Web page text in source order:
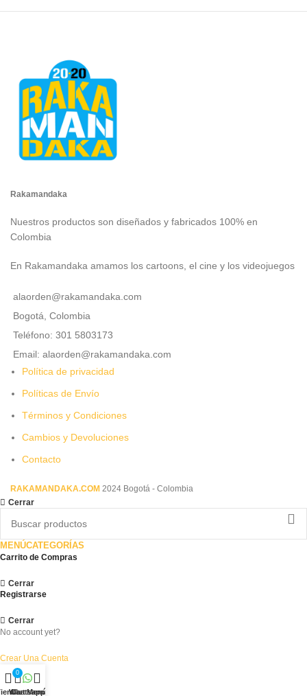
Rakamandaka
Nuestros productos son diseñados y fabricados 100% en
Colombia
En Rakamandaka amamos los cartoons, el cine y los videojuegos
alaorden@rakamandaka.com
Bogotá, Colombia
Teléfono: 301 5803173
Email: alaorden@rakamandaka.com
Política de privacidad
Políticas de Envío
Términos y Condiciones
Cambios y Devoluciones
Contacto
RAKAMANDAKA.COM 2024 Bogotá - Colombia
Cerrar
MENÚCATEGORÍAS
Carrito de Compras
Cerrar
Registrarse
Cerrar
No account yet?
Crear Una Cuenta
0
Cart
Whatsapp
Menú